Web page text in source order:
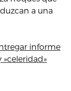
a una
informe
»celeridad»